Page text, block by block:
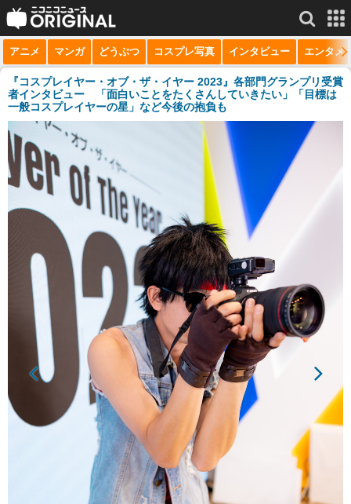
サービス一覧 もっと見る
niconico
動画
生放送
ニュース
チャンネル
ニコニコQ
アニメ マンガ どうぶつ コスプレ写真 インタビュー エンタメ
『コスプレイヤー・オブ・ザ・イヤー 2023』各部門グランプリ受賞
者インタビュー 「面白いことをたくさんしていきたい」「目標は
一般コスプレイヤーの星」など今後の抱負も